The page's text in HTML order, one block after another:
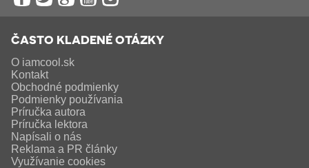
ČASTO KLADENÉ OTÁZKY
O iamcool.sk
Kontakt
Obchodné podmienky
Podmienky používania
Príručka autora
Príručka lektora
Napísali o nás
Reklama a PR články
Využívanie cookies